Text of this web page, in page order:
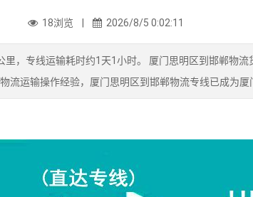
18浏览 | 2026/8/5 0:02:11
，专线运输耗时约1天1小时。 厦门思明区到邯郸物流
流运输操作经验，厦门思明区到邯郸物流专线已成为厦